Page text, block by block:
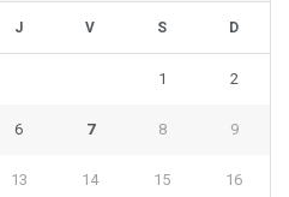
J V S D
1 2
6 7 8 9
13 14 15 16